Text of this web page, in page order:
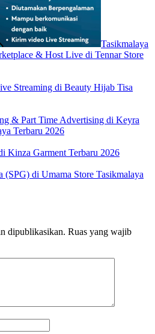
Tasikmalaya
& Host Live di Tennar Store
Streaming di Beauty Hijab Tisa
& Part Time Advertising di Keyra
Terbaru 2026
Kinza Garment Terbaru 2026
di Umama Store Tasikmalaya
dipublikasikan. Ruas yang wajib